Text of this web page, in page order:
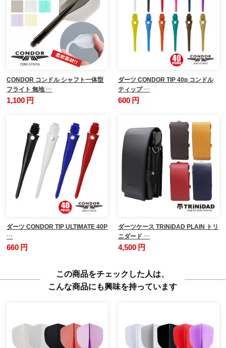
CONDOR コンドル シャフト一体型
フライト 無地 …
1,100 円
ダーツ CONDOR TIP 40p コンドル
ティップ …
600 円
ダーツ CONDOR TIP ULTIMATE 40P
…
660 円
ダーツケース TRiNiDAD PLAIN トリ
ニダード …
4,500 円
この商品をチェックした人は、
こんな商品にも興味を持っています